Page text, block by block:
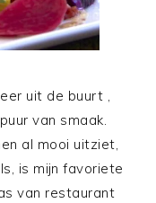
uit de buurt ,
van smaak.
al mooi uitziet,
is mijn favoriete
van restaurant